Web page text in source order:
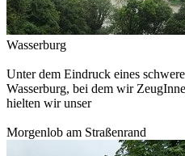
Wasserburg
Unter dem Eindruck eines
Wasserburg, bei dem wir
hielten wir unser
Morgenlob am Straßenrand